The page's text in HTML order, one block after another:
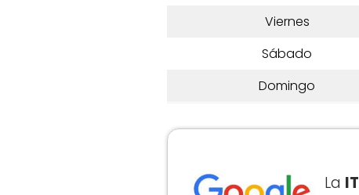
Viernes
Sábado
Domingo
La